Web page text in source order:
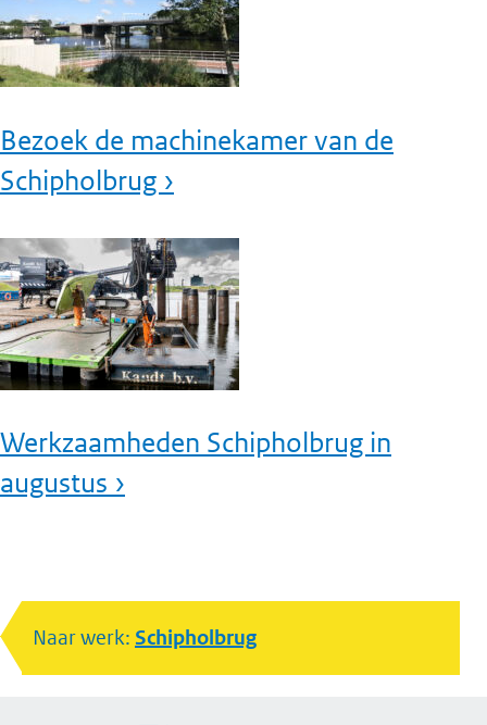
Bezoek de machinekamer van de
Schipholbrug ›
Werkzaamheden Schipholbrug in
augustus ›
Naar werk: Schipholbrug